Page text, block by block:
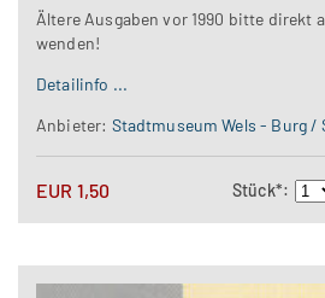
Ältere Ausgaben vor 1990 bitte direkt
wenden!
Detailinfo ...
Anbieter: Stadtmuseum Wels - Burg
EUR 1,50 Stück*: